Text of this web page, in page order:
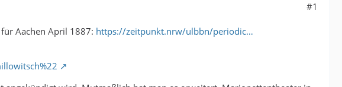
#1
Aachen April 1887: https://zeitpunkt.nrw/ulbbn/periodic…